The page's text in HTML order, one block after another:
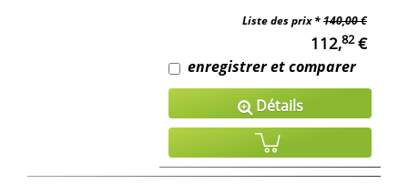
Liste des prix *140,00 €
112,82€
enregistrer et comparer
Détails